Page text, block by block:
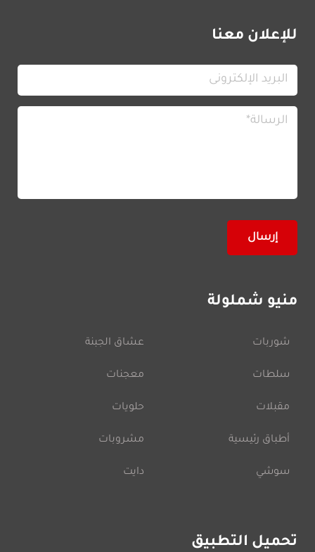
للإعلان معنا
منيو شملولة
شوربات
سلطات
مقبلات
أطباق رئيسية
سوشي
عشاق الجبنة
معجنات
حلويات
مشروبات
دايت
تحميل التطبيق